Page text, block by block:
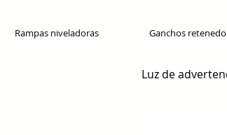
Rampas niveladoras Ganchos
Luz de